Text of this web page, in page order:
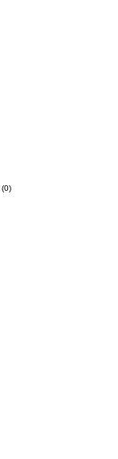
(0)